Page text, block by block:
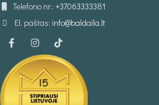
Telefono nr.: +37063333381
El. paštas: info@baldaila.lt